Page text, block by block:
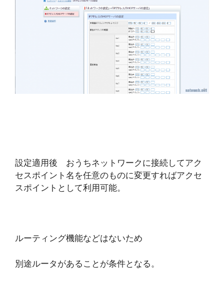
設定適用後 おうちネットワークに接続してアク
セスポイント名を任意のものに変更すればアクセ
スポイントとして利用可能。
ルーティング機能などはないため
別途ルータがあることが条件となる。